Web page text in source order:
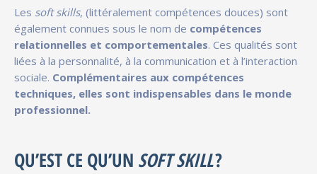
Les soft skills, (littéralement compétences douces) sont
également connues sous le nom de compétences
relationnelles et comportementales. Ces qualités sont
liées à la personnalité, à la communication et à l’interaction
sociale. Complémentaires aux compétences
techniques, elles sont indispensables dans le monde
professionnel.
QU’EST CE QU’UN SOFT SKILL?